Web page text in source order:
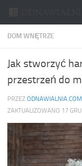
DOM WNĘTRZE
Jak stworzyć
przestrzeń do
PRZEZ
ZAKTUALIZOWANO 17